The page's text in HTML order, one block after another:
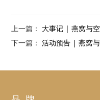
上一篇： 大事记 | 燕窝与
下一篇： 活动预告 | 燕窝